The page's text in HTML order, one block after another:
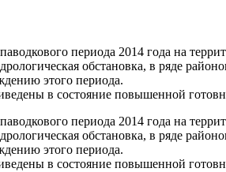
периода 2014 года на
обстановка, в ряде
этого периода.
в состояние повышенной
периода 2014 года на
обстановка, в ряде
этого периода.
в состояние повышенной